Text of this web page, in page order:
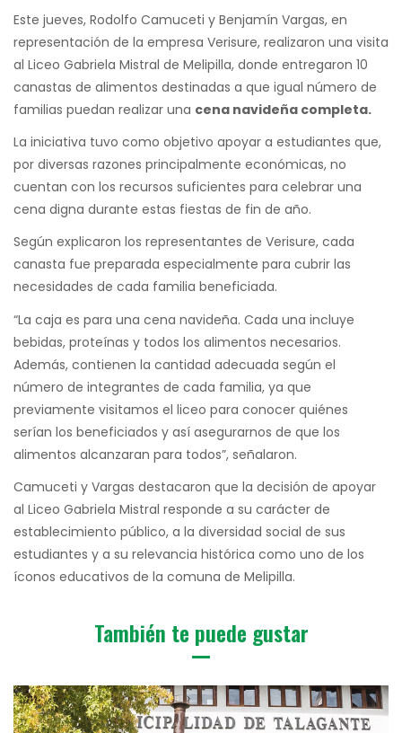
Este jueves, Rodolfo Camuceti y Benjamín Vargas, en
representación de la empresa Verisure, realizaron una visita
al Liceo Gabriela Mistral de Melipilla, donde entregaron 10
canastas de alimentos destinadas a que igual número de
familias puedan realizar una cena navideña completa.
La iniciativa tuvo como objetivo apoyar a estudiantes que,
por diversas razones principalmente económicas, no
cuentan con los recursos suficientes para celebrar una
cena digna durante estas fiestas de fin de año.
Según explicaron los representantes de Verisure, cada
canasta fue preparada especialmente para cubrir las
necesidades de cada familia beneficiada.
“La caja es para una cena navideña. Cada una incluye
bebidas, proteínas y todos los alimentos necesarios.
Además, contienen la cantidad adecuada según el
número de integrantes de cada familia, ya que
previamente visitamos el liceo para conocer quiénes
serían los beneficiados y así asegurarnos de que los
alimentos alcanzaran para todos”, señalaron.
Camuceti y Vargas destacaron que la decisión de apoyar
al Liceo Gabriela Mistral responde a su carácter de
establecimiento público, a la diversidad social de sus
estudiantes y a su relevancia histórica como uno de los
íconos educativos de la comuna de Melipilla.
También te puede gustar